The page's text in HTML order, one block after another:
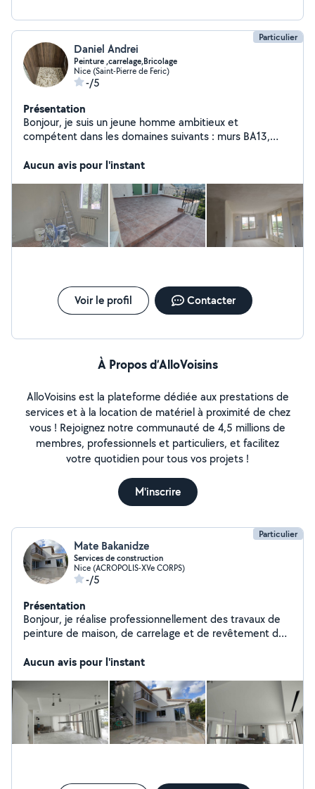
Particulier
Daniel Andrei
Peinture ,carrelage,Bricolage
Nice (Saint-Pierre de Feric)
-/5
Présentation
Bonjour, je suis un jeune homme ambitieux et
compétent dans les domaines suivants : murs BA13,
Aucun avis pour l'instant
Voir le profil Contacter
À Propos d’AlloVoisins
AlloVoisins est la plateforme dédiée aux prestations de
services et à la location de matériel à proximité de chez
vous ! Rejoignez notre communauté de 4,5 millions de
membres, professionnels et particuliers, et facilitez
votre quotidien pour tous vos projets !
M'inscrire
Particulier
Mate Bakanidze
Services de construction
Nice (ACROPOLIS-XVe CORPS)
-/5
Présentation
Bonjour, je réalise professionnellement des travaux de
peinture de maison, de carrelage et de revêtement de
Aucun avis pour l'instant